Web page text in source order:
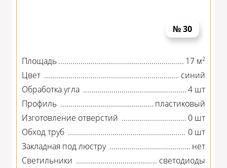
№ 30
Площадь 17 м2
Цвет
синий
Обработка угла
4 шт
Профиль
пластиковый
Изготовление отверстий
0 шт
Обход труб
0 шт
Закладная под люстру
нет
Светильники
светодиоды